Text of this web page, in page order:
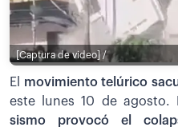
[Captura de video] /
El movimiento telúrico
este lunes 10 de agosto.
sismo provocó el